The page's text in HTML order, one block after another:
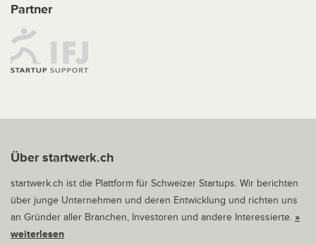
Partner
Über startwerk.ch
startwerk.ch ist die Plattform für Schweizer Startups. Wir berichten
über junge Unternehmen und deren Entwicklung und richten uns
an Gründer aller Branchen, Investoren und andere Interessierte. »
weiterlesen